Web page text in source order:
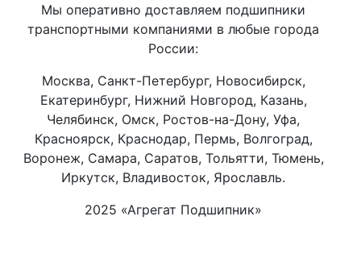
Мы оперативно доставляем подшипники
транспортными компаниями в любые города
России:
Москва, Санкт-Петербург, Новосибирск,
Екатеринбург, Нижний Новгород, Казань,
Челябинск, Омск, Ростов-на-Дону, Уфа,
Красноярск, Краснодар, Пермь, Волгоград,
Воронеж, Самара, Саратов, Тольятти, Тюмень,
Иркутск, Владивосток, Ярославль.
2025 «Агрегат Подшипник»